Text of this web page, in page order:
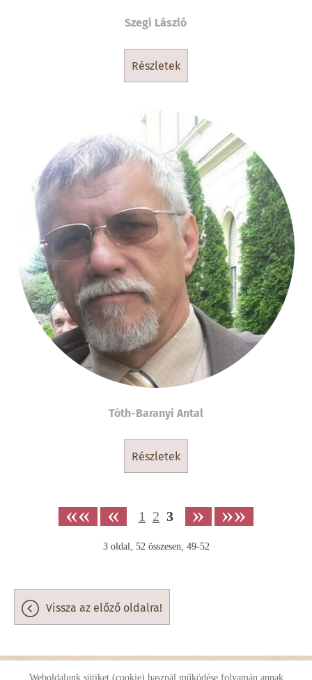
Szegi László
részletek
Tóth-Baranyi Antal
részletek
«« « 1 2 3 » »»
3 oldal, 52 összesen, 49-52
vissza az előző oldalra!
Weboldalunk sütiket (cookie) használ működése folyamán annak